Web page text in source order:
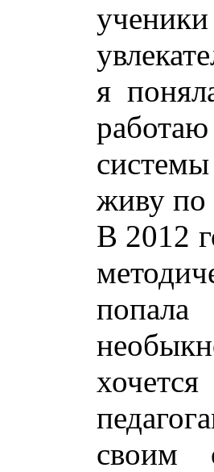
я
живу по
В 2012
своим